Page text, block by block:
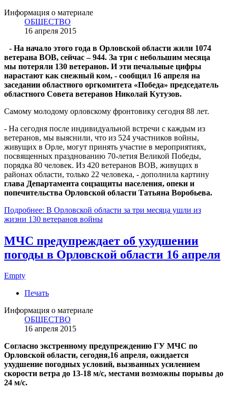
Информация о материале
ОБЩЕСТВО
16 апреля 2015
- На начало этого года в Орловской области жили 1074
ветерана ВОВ, сейчас – 944. За три с небольшим месяца
мы потеряли 130 ветеранов. И эти печальные цифры
нарастают как снежный ком, - сообщил 16 апреля на
заседании областного оргкомитета «Победа» председатель
областного Совета ветеранов Николай Кутузов.
Самому молодому орловскому фронтовику сегодня 88 лет.
- На сегодня после индивидуальной встречи с каждым из
ветеранов, мы выяснили, что из 524 участников войны,
живущих в Орле, могут принять участие в мероприятиях,
посвященных празднованию 70-летия Великой Победы,
порядка 80 человек. Из 420 ветеранов ВОВ, живущих в
районах области, только 22 человека, - дополнила картину
глава Департамента соцзащиты населения, опеки и
попечительства Орловской области Татьяна Воробьева.
Подробнее: В Орловской области за три месяца ушли из
жизни 130 ветеранов войны
МЧС предупреждает об ухудшении
погоды в Орловской области 16 апреля
Empty
Печать
Информация о материале
ОБЩЕСТВО
16 апреля 2015
Согласно экстренному предупреждению ГУ МЧС по
Орловской области, сегодня,16 апреля, ожидается
ухудшение погодных условий, вызванных усилением
скорости ветра до 13-18 м/с, местами возможны порывы до
24 м/с.